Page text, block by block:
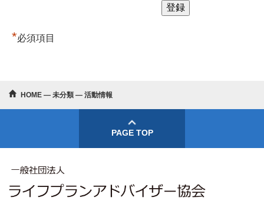
*必須項目
HOME ― 未分類 ― 活動情報
PAGE TOP